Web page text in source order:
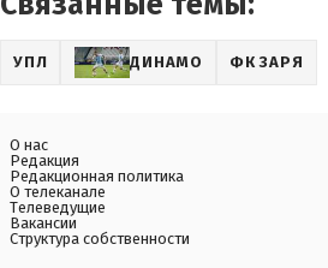
УПЛ ДИНАМО ФК ЗАРЯ
О нас
Редакция
Редакционная политика
О телеканале
Телеведущие
Вакансии
Структура собственности